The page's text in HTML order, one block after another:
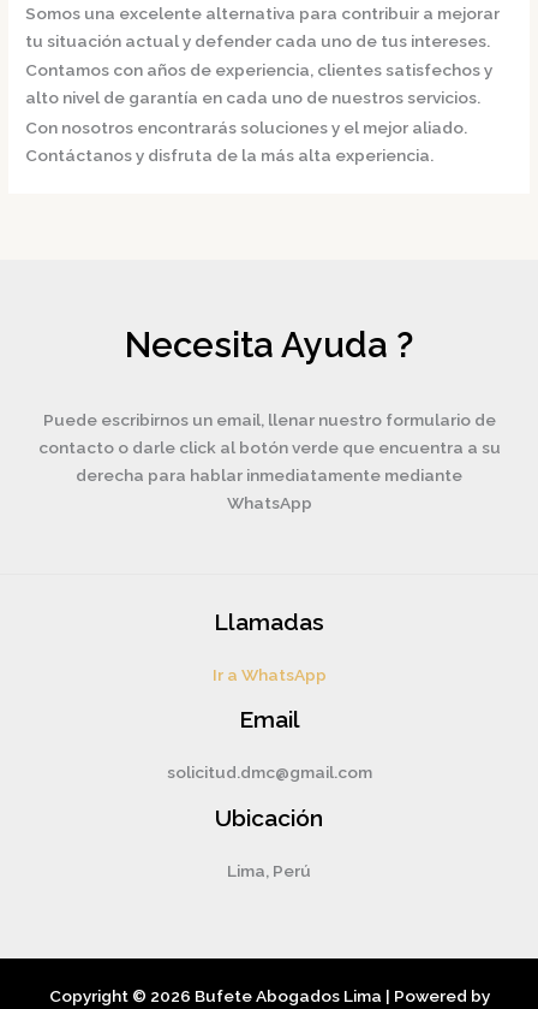
Somos una excelente alternativa para contribuir a mejorar
tu situación actual y defender cada uno de tus intereses.
Contamos con años de experiencia, clientes satisfechos y
alto nivel de garantía en cada uno de nuestros servicios.
Con nosotros encontrarás soluciones y el mejor aliado.
Contáctanos y disfruta de la más alta experiencia.
Necesita Ayuda ?
Puede escribirnos un email, llenar nuestro formulario de
contacto o darle click al botón verde que encuentra a su
derecha para hablar inmediatamente mediante
WhatsApp
Llamadas
Ir a WhatsApp
Email
solicitud.dmc@gmail.com
Ubicación
Lima, Perú
Copyright © 2026 Bufete Abogados Lima | Powered by